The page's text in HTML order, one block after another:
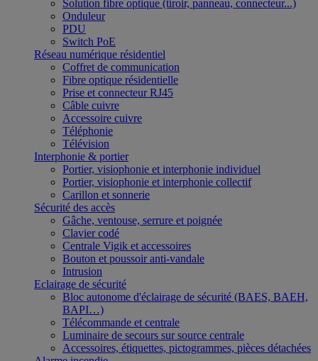
Solution fibre optique (tiroir, panneau, connecteur...)
Onduleur
PDU
Switch PoE
Réseau numérique résidentiel
Coffret de communication
Fibre optique résidentielle
Prise et connecteur RJ45
Câble cuivre
Accessoire cuivre
Téléphonie
Télévision
Interphonie & portier
Portier, visiophonie et interphonie individuel
Portier, visiophonie et interphonie collectif
Carillon et sonnerie
Sécurité des accès
Gâche, ventouse, serrure et poignée
Clavier codé
Centrale Vigik et accessoires
Bouton et poussoir anti-vandale
Intrusion
Eclairage de sécurité
Bloc autonome d'éclairage de sécurité (BAES, BAEH,
BAPI…)
Télécommande et centrale
Luminaire de secours sur source centrale
Accessoires, étiquettes, pictogrammes, pièces détachées